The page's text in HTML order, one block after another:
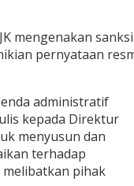
mengenakan sanksi
pernyataan
administratif
kepada Direktur
menyusun dan
terhadap
pihak